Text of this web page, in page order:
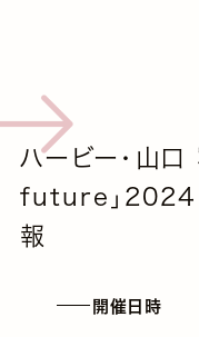
ハービー・山
future」2024
報
開催日時